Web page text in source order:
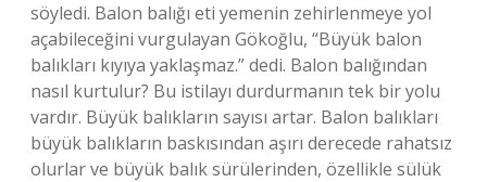
söyledi. Balon balığı eti yemenin zehirlenmeye yol
açabileceğini vurgulayan Gökoğlu, “Büyük balon
balıkları kıyıya yaklaşmaz.” dedi. Balon balığından
nasıl kurtulur? Bu istilayı durdurmanın tek bir yolu
vardır. Büyük balıkların sayısı artar. Balon balıkları
büyük balıkların baskısından aşırı derecede rahatsız
olurlar ve büyük balık sürülerinden, özellikle sülük